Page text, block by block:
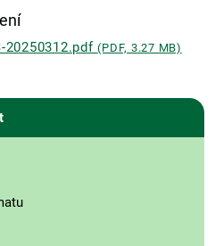
20250312.pdf(PDF, 3.27 MB)